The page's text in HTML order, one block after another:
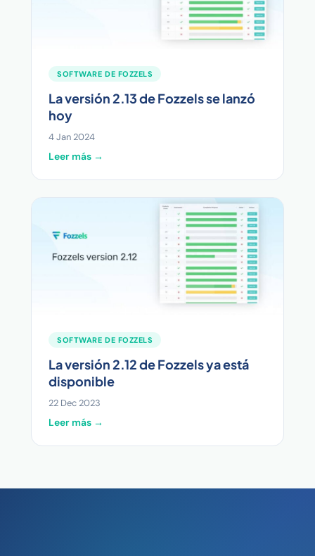
SOFTWARE DE FOZZELS
La versión 2.13 de Fozzels se lanzó
hoy
4 Jan 2024
Leer más →
SOFTWARE DE FOZZELS
La versión 2.12 de Fozzels ya está
disponible
22 Dec 2023
Leer más →